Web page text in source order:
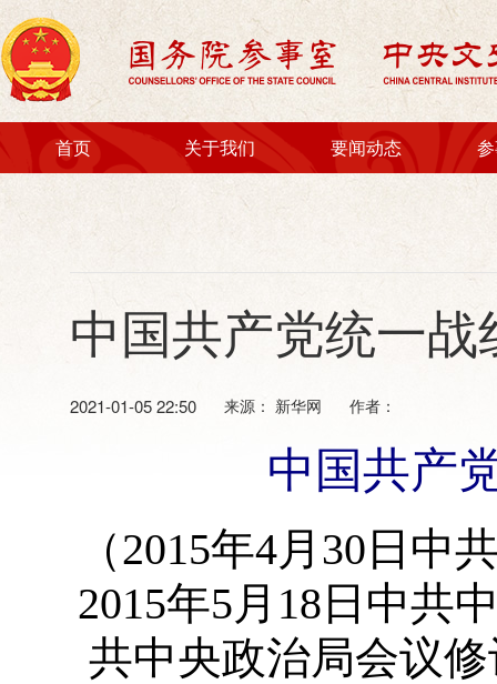
首页 关于我们
中央文史研究馆馆员
参事室特约研究员
文史馆特约研究员
要闻动态
地方室馆动态
中国共产党统一
2021-01-05 22:50 来源： 新华网 作者：
中国共产
（2015年4月30日
2015年5月18日中共
共中央政治局会议